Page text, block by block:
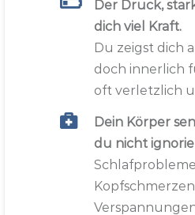
Der Druck,
dich viel Kraft.
Du zeigst dich
doch innerlich
oft verletzlich
Dein Körper
du nicht